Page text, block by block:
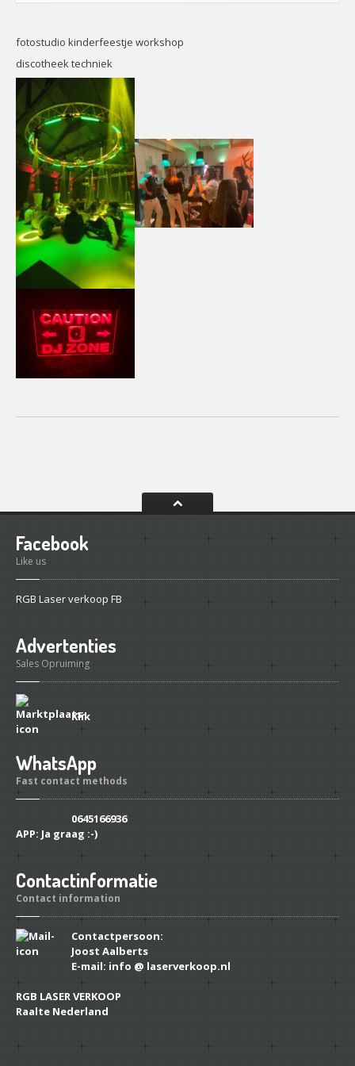
CONTACT
Het
Team
fotostudio kinderfeestje workshop
discotheek techniek
Facebook
Like us
RGB Laser verkoop FB
Advertenties
Sales Opruiming
Klik
WhatsApp
Fast contact methods
0645166936
APP: Ja graag :-)
Contactinformatie
Contact information
Contactpersoon:
Joost Aalberts
E-mail: info @ laserverkoop.nl
RGB LASER VERKOOP
Raalte Nederland